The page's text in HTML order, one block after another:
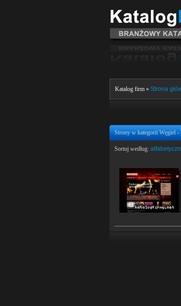
Katalog firm » Strona
Strony w kategorii Węgiel -
Sortuj według: